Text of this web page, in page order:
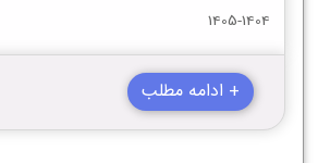
1404-1405
+ ادامه مطلب